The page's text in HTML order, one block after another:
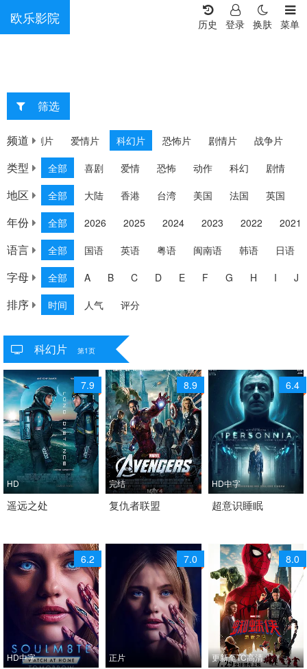
欧乐影院 菜单
换肤
登录
历史
筛选
频道喜剧片 爱情片 科幻片 恐怖片 剧情片 战争片
类型 全部 喜剧 爱情 恐怖 动作 科幻 剧情
地区 全部 大陆 香港 台湾 美国 法国 英国
年份 全部 2026 2025 2024 2023 2022 2021
语言 全部 国语 英语 粤语 闽南语 韩语 日语
字母 全部 A B C D E F G H I J
排序 时间 人气 评分
科幻片 第1页
7.9
HD
2024 / 美国 / 英语
遥远之处
8.9
完结
2012 / 美国 / 英语
复仇者联盟
6.4
HD中字
2022 / 意大利 / 意大利
科幻
超意识睡眠
6.2
HD中字
7.0
正片
8.0
更新至TC高清